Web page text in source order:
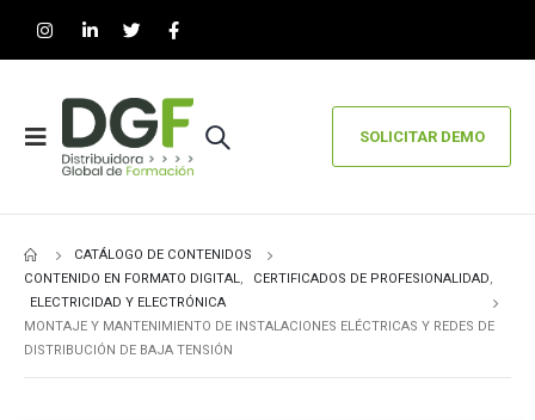
SOLICITAR DEMO
CATÁLOGO DE CONTENIDOS
CONTENIDO EN FORMATO DIGITAL, CERTIFICADOS DE PROFESIONALIDAD,
ELECTRICIDAD Y ELECTRÓNICA
MONTAJE Y MANTENIMIENTO DE INSTALACIONES ELÉCTRICAS Y REDES DE
DISTRIBUCIÓN DE BAJA TENSIÓN